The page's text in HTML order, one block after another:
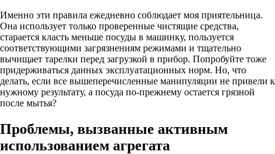
Именно эти правила ежедневно соблюдает моя приятельница.
Она использует только проверенные чистящие средства,
старается класть меньше посуды в машинку, пользуется
соответствующими загрязнениям режимами и тщательно
вычищает тарелки перед загрузкой в прибор. Попробуйте тоже
придерживаться данных эксплуатационных норм. Но, что
делать, если все вышеперечисленные манипуляции не привели к
нужному результату, а посуда по-прежнему остается грязной
после мытья?
Проблемы, вызванные активным
использованием агрегата